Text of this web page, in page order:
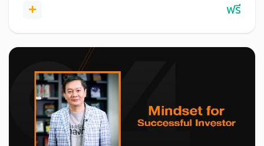
ฟรี